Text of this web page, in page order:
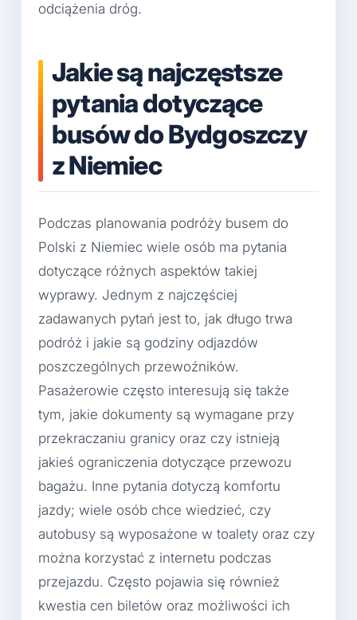
odciążenia dróg.
Jakie są najczęstsze
pytania dotyczące
busów do Bydgoszczy
z Niemiec
Podczas planowania podróży busem do
Polski z Niemiec wiele osób ma pytania
dotyczące różnych aspektów takiej
wyprawy. Jednym z najczęściej
zadawanych pytań jest to, jak długo trwa
podróż i jakie są godziny odjazdów
poszczególnych przewoźników.
Pasażerowie często interesują się także
tym, jakie dokumenty są wymagane przy
przekraczaniu granicy oraz czy istnieją
jakieś ograniczenia dotyczące przewozu
bagażu. Inne pytania dotyczą komfortu
jazdy; wiele osób chce wiedzieć, czy
autobusy są wyposażone w toalety oraz czy
można korzystać z internetu podczas
przejazdu. Często pojawia się również
kwestia cen biletów oraz możliwości ich